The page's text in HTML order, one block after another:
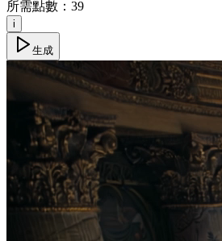
所需點數： 39
i
生成